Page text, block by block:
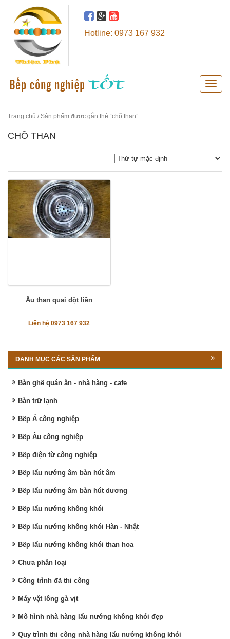
Hotline: 0973 167 932
Toggle
Trang chủ / Sản phẩm được gắn thẻ “chõ than”
CHÕ THAN
Âu than quai đột liền
Liên hệ 0973 167 932
DANH MỤC CÁC SẢN PHẨM
Bàn ghế quán ăn - nhà hàng - cafe
Bàn trữ lạnh
Bếp Á công nghiệp
Bếp Âu công nghiệp
Bếp điện từ công nghiệp
Bếp lẩu nướng âm bàn hút âm
Bếp lẩu nướng âm bàn hút dương
Bếp lẩu nướng không khói
Bếp lẩu nướng không khói Hàn - Nhật
Bếp lẩu nướng không khói than hoa
Chưa phân loại
Công trình đã thi công
Máy vặt lông gà vịt
Mô hình nhà hàng lẩu nướng không khói đẹp
Quy trình thi công nhà hàng lẩu nướng không khói